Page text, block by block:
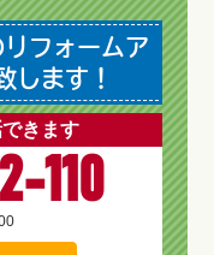
フォームア
します！
きます
110